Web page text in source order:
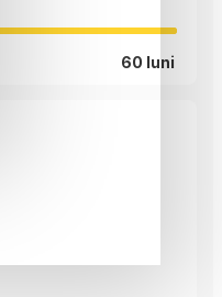
60 luni